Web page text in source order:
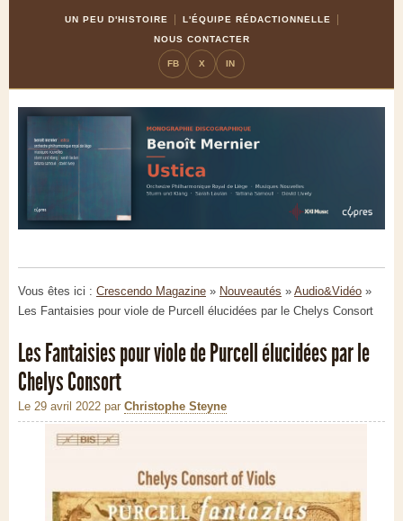
UN PEU D'HISTOIRE
L'ÉQUIPE RÉDACTIONNELLE
NOUS CONTACTER
FB X IN
Vous êtes ici : Crescendo Magazine » Nouveautés » Audio&Vidéo »
Les Fantaisies pour viole de Purcell élucidées par le Chelys Consort
Les Fantaisies pour viole de Purcell élucidées par le
Chelys Consort
Le 29 avril 2022 par Christophe Steyne